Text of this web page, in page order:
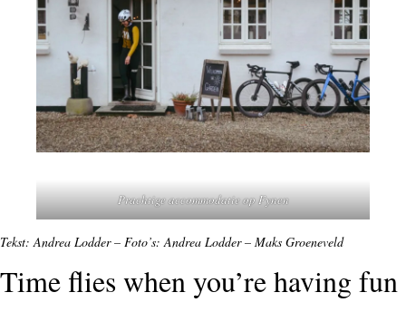
Prachtige accommodatie op Fynen
Tekst: Andrea Lodder – Foto’s: Andrea Lodder – Maks Groeneveld
Time flies when you’re having fun